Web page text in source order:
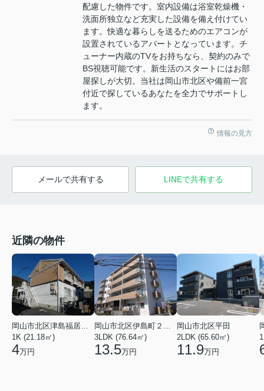
配慮した物件です。室内設備は浴室乾燥機・
洗面所独立など充実した設備を備え付けてい
ます。快適な暮らしを送るためのエアコンが
設置されているアパートとなっています。チ
ューナー内蔵のTVをお持ちなら、契約のみで
BS視聴可能です。新生活のスタートにはお部
屋探しが大切。当社は岡山市北区や備前一宮
付近で探しているあなたを全力でサポートし
ます。
情報の見方
メールで共有する LINEで共有する
近隣の物件
岡山市北区津島福居１丁目
1K (21.18㎡)
4万円
岡山市北区伊島町２丁目
3LDK (76.64㎡)
13.5万円
岡山市北区平田
2LDK (65.60㎡)
11.9万円